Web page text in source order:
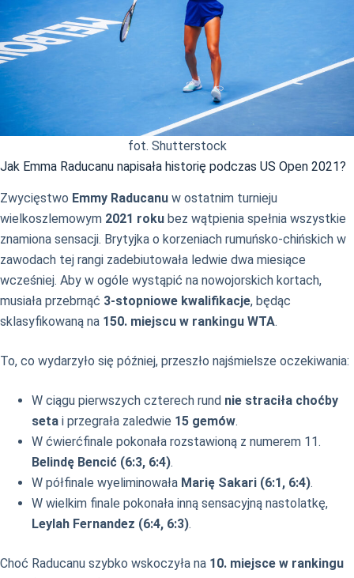
fot. Shutterstock
Jak Emma Raducanu napisała historię podczas US Open 2021?
Zwycięstwo Emmy Raducanu w ostatnim turnieju
wielkoszlemowym 2021 roku bez wątpienia spełnia wszystkie
znamiona sensacji. Brytyjka o korzeniach rumuńsko-chińskich w
zawodach tej rangi zadebiutowała ledwie dwa miesiące
wcześniej. Aby w ogóle wystąpić na nowojorskich kortach,
musiała przebrnąć 3-stopniowe kwalifikacje, będąc
sklasyfikowaną na 150. miejscu w rankingu WTA.
To, co wydarzyło się później, przeszło najśmielsze oczekiwania:
W ciągu pierwszych czterech rund nie straciła choćby
seta i przegrała zaledwie 15 gemów.
W ćwierćfinale pokonała rozstawioną z numerem 11.
Belindę Bencić (6:3, 6:4).
W półfinale wyeliminowała Marię Sakari (6:1, 6:4).
W wielkim finale pokonała inną sensacyjną nastolatkę,
Leylah Fernandez (6:4, 6:3).
Choć Raducanu szybko wskoczyła na 10. miejsce w rankingu